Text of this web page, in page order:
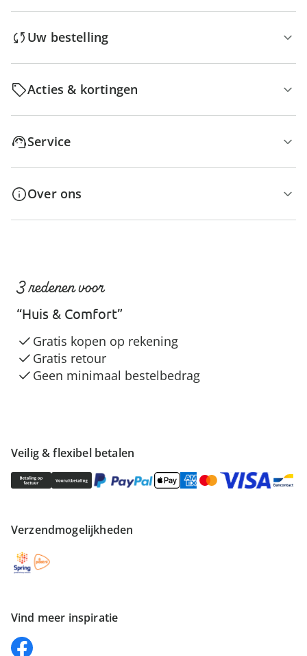
Uw bestelling
Acties & kortingen
Service
Over ons
Veilig & flexibel betalen
Verzendmogelijkheden
Vind meer inspiratie
3 redenen voor
“Huis & Comfort”
Gratis kopen op rekening
Gratis retour
Geen minimaal bestelbedrag